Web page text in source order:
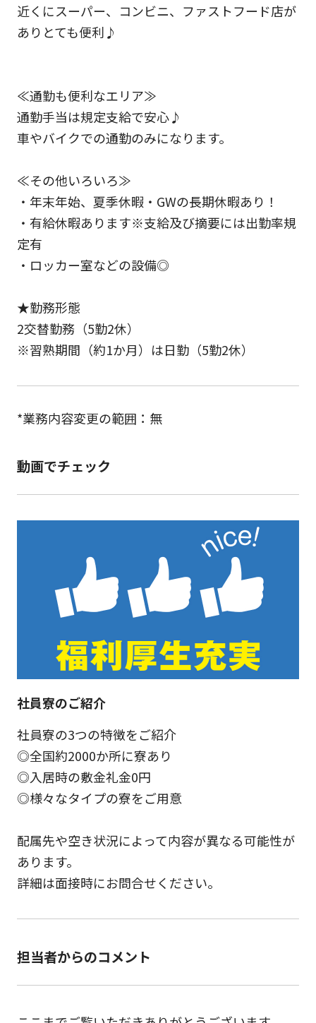
近くにスーパー、コンビニ、ファストフード店が
ありとても便利♪
≪通勤も便利なエリア≫
通勤手当は規定支給で安心♪
車やバイクでの通勤のみになります。
≪その他いろいろ≫
・年末年始、夏季休暇・GWの長期休暇あり！
・有給休暇あります※支給及び摘要には出勤率規
定有
・ロッカー室などの設備◎
★勤務形態
2交替勤務（5勤2休）
※習熟期間（約1か月）は日勤（5勤2休）
*業務内容変更の範囲：無
動画でチェック
社員寮のご紹介
社員寮の3つの特徴をご紹介
◎全国約2000か所に寮あり
◎入居時の敷金礼金0円
◎様々なタイプの寮をご用意
配属先や空き状況によって内容が異なる可能性が
あります。
詳細は面接時にお問合せください。
担当者からのコメント